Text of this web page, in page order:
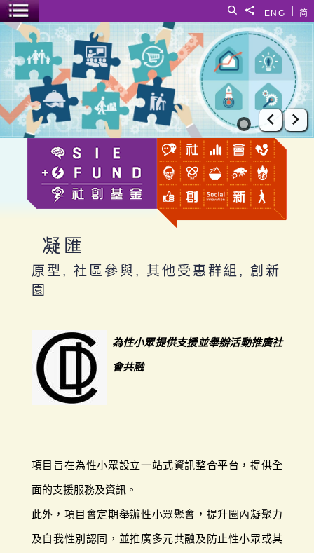
简
ENG
分享給
搜尋
選單開關
凝匯
上一張
下
凝匯
原型, 社區參與, 其他受惠群組, 創新
園
為性小眾提供支援並舉辦活動推廣社
會共融
項目旨在為性小眾設立一站式資訊整合平台，提供全
面的支援服務及資訊。
此外，項目會定期舉辦性小眾聚會，提升圈內凝聚力
及自我性別認同，並推廣多元共融及防止性小眾或其